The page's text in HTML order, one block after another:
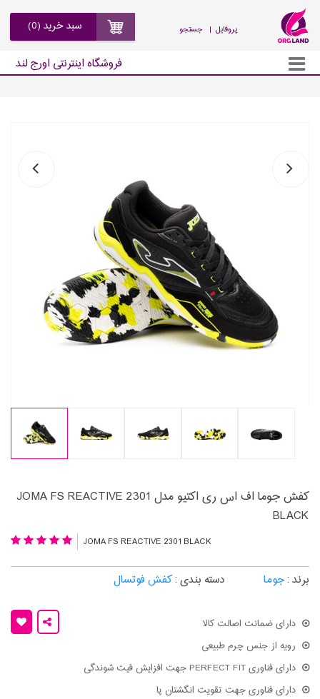
جستجو | پروفایل
فروشگاه اینترنتی اورج لند
سبد خرید (0)
کفش جوما اف اس ری اکتیو مدل JOMA FS REACTIVE 2301
BLACK
JOMA FS REACTIVE 2301 BLACK
برند :جوما دسته بندی :کفش فوتسال
دارای ضمانت اصالت کالا
رویه از جنس چرم طبیعی
دارای فناوری PERFECT FIT جهت افزایش فیت شوندگی
دارای فناوری جهت تقویت انگشتان پا